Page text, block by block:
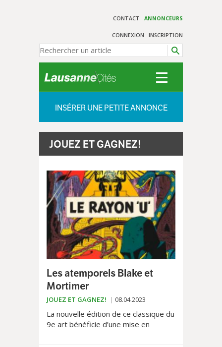
CONTACT ANNONCEURS
CONNEXION INSCRIPTION
INSÉRER UNE PETITE ANNONCE
JOUEZ ET GAGNEZ!
Les atemporels Blake et
Mortimer
JOUEZ ET GAGNEZ! 08.04.2023
La nouvelle édition de ce classique du
9e art bénéficie d’une mise en